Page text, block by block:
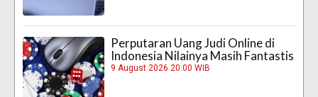
Perputaran Uang Judi Online di
Indonesia Nilainya Masih Fantastis
9 August 2026 20:00 WIB